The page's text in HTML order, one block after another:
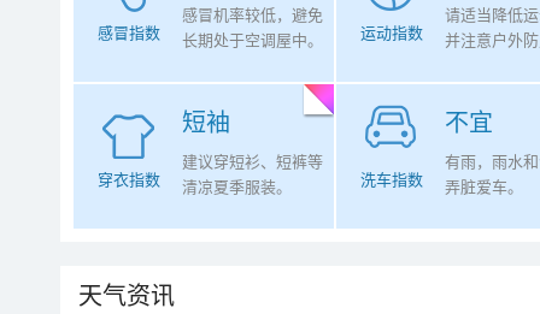
感冒指数
感冒机率较低，避免
长期处于空调屋中。
运动指数
请适当降低
并注意户外
短袖
穿衣指数
建议穿短衫、短裤等
清凉夏季服装。
不宜
洗车指数
有雨，雨水
弄脏爱车。
天气资讯